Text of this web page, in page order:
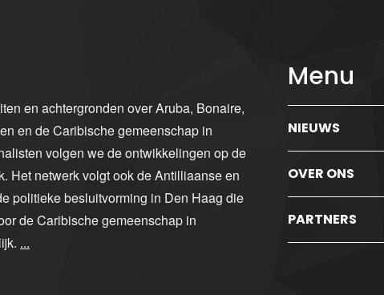
en achtergronden over Aruba, Bonaire,
en de Caribische gemeenschap in
volgen we de ontwikkelingen op de
Het netwerk volgt ook de Antilliaanse en
politieke besluitvorming in Den Haag die
de Caribische gemeenschap in
...
Menu
NIEUWS
OVER ONS
PARTNERS